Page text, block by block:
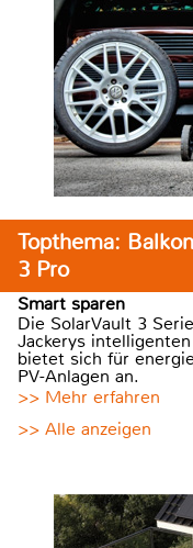
Topthema:
3 Pro
Smart sparen
Die SolarVault 3
Jackerys
bietet sich für
PV-Anlagen an.
>> Mehr erfahren
>> Alle anzeigen